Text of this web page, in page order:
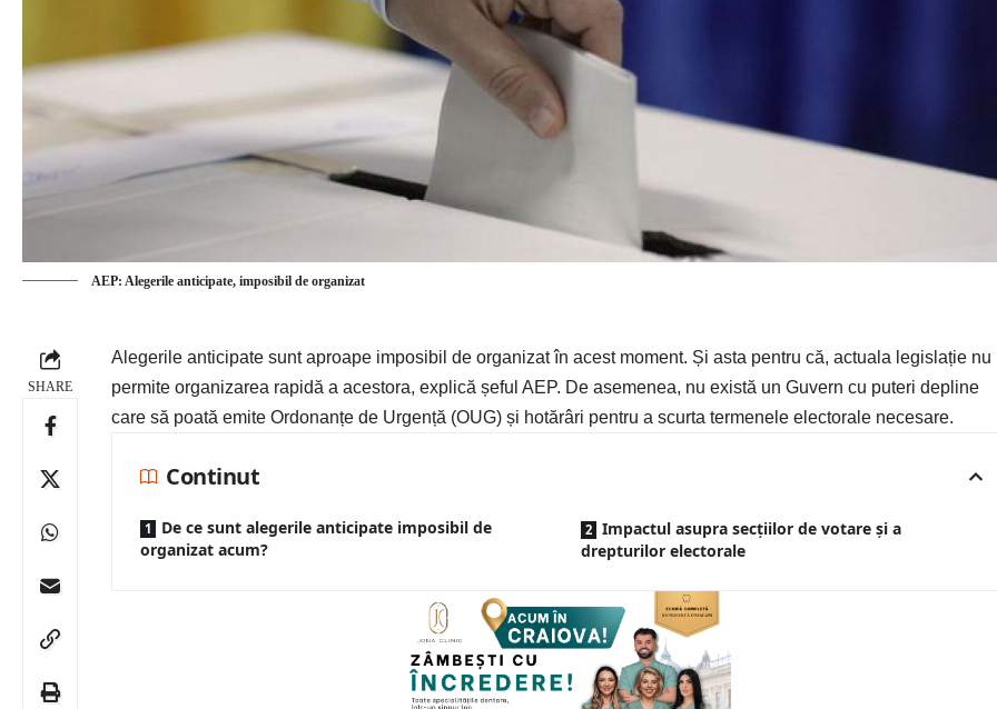
AEP: Alegerile anticipate, imposibil de organizat
SHARE
Alegerile anticipate sunt aproape imposibil de organizat în acest moment. Și asta pentru că, actuala legislație nu
permite organizarea rapidă a acestora, explică șeful AEP. De asemenea, nu există un Guvern cu puteri depline
care să poată emite Ordonanțe de Urgență (OUG) și hotărâri pentru a scurta termenele electorale necesare.
Continut
De ce sunt alegerile anticipate imposibil de
organizat acum?
Impactul asupra secțiilor de votare și a
drepturilor electorale